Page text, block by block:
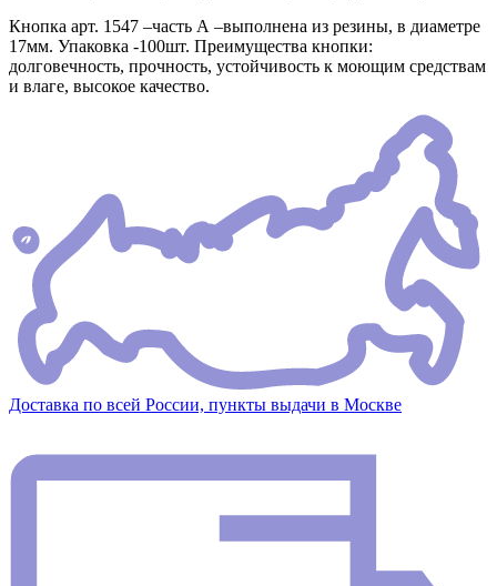
Кнопка арт. 1547 –часть А –выполнена из резины, в диаметре
17мм. Упаковка -100шт. Преимущества кнопки:
долговечность, прочность, устойчивость к моющим средствам
и влаге, высокое качество.
Доставка по всей России, пункты выдачи в Москве